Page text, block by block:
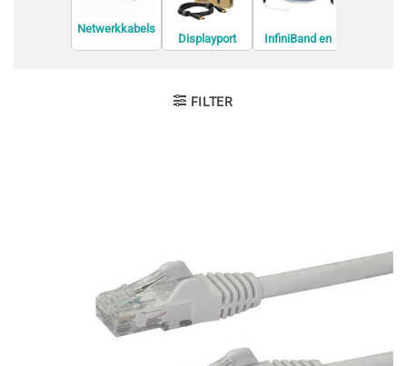
Netwerkkabels
Displayport
kabels
InfiniBand en
Glasvezelkabel
FILTER